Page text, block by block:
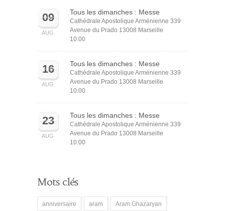
09
AUG
Tous les dimanches : Messe
Cathédrale Apostolique Arménienne 339
Avenue du Prado 13008 Marseille
10:00
16
AUG
Tous les dimanches : Messe
Cathédrale Apostolique Arménienne 339
Avenue du Prado 13008 Marseille
10:00
23
AUG
Tous les dimanches : Messe
Cathédrale Apostolique Arménienne 339
Avenue du Prado 13008 Marseille
10:00
Mots clés
anniversaire aram Aram Ghazaryan